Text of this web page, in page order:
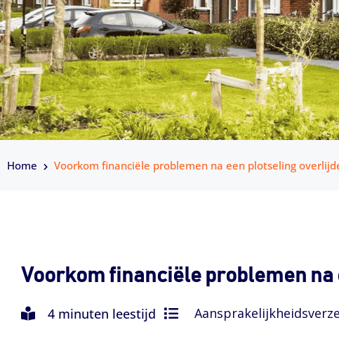
Home Voorkom financiële problemen na een plotseling
Voorkom financiële problemen
4 minuten leestijd